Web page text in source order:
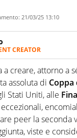
21/03/25 13:10
CREATOR
dal 2007,
sport e dei suoi
di format. Un
classifica
creare, attorno a
assoluta di
Stati Uniti, alle
peer la seconda
viste e